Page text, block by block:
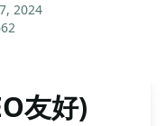
2024
友好)